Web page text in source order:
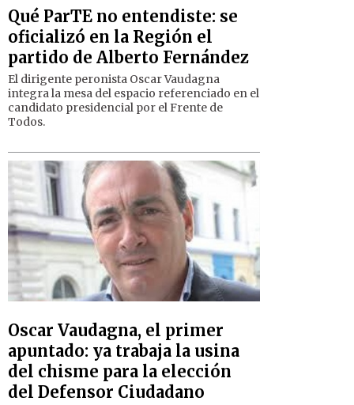
Qué ParTE no entendiste: se
oficializó en la Región el
partido de Alberto Fernández
El dirigente peronista Oscar Vaudagna
integra la mesa del espacio referenciado en el
candidato presidencial por el Frente de
Todos.
Oscar Vaudagna, el primer
apuntado: ya trabaja la usina
del chisme para la elección
del Defensor Ciudadano